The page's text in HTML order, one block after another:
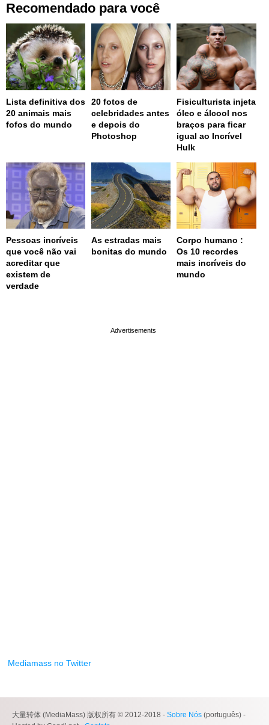
Recomendado para você
Lista definitiva dos
20 animais mais
fofos do mundo
20 fotos de
celebridades antes
e depois do
Photoshop
Fisiculturista injeta
óleo e álcool nos
braços para ficar
igual ao Incrível
Hulk
Pessoas incríveis
que você não vai
acreditar que
existem de
verdade
As estradas mais
bonitas do mundo
Corpo humano :
Os 10 recordes
mais incríveis do
mundo
Mediamass no Twitter
大量转体 (MediaMass) 版权所有 © 2012-2018 - Sobre Nós (português) -